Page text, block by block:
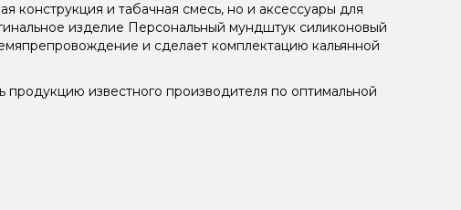
конструкция и табачная смесь, но и аксессуары для
изделие Персональный мундштук силиконовый
и сделает комплектацию кальянной
продукцию известного производителя по оптимальной